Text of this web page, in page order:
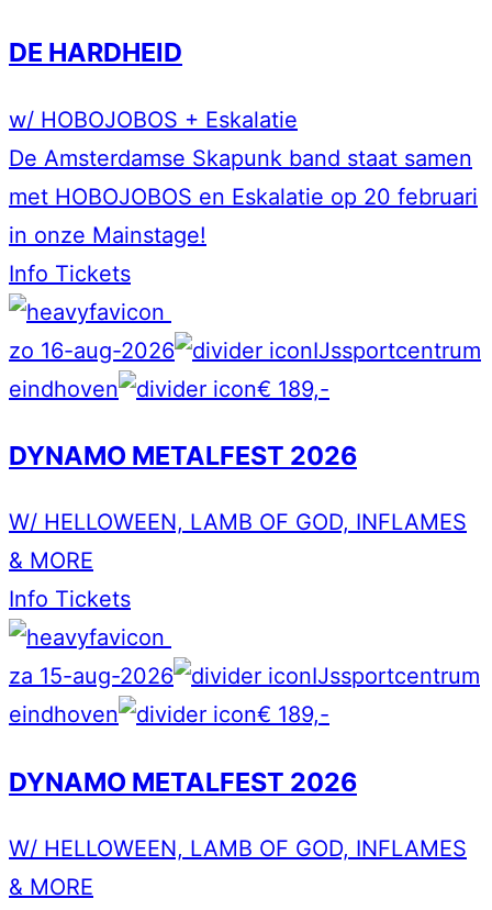
DE HARDHEID
w/ HOBOJOBOS + Eskalatie
De Amsterdamse Skapunk band staat samen
met HOBOJOBOS en Eskalatie op 20 februari
in onze Mainstage!
Info Tickets
zo 16-aug-2026
IJssportcentrum
eindhoven
€ 189,-
DYNAMO METALFEST 2026
W/ HELLOWEEN, LAMB OF GOD, INFLAMES
& MORE
Info Tickets
za 15-aug-2026
IJssportcentrum
eindhoven
€ 189,-
DYNAMO METALFEST 2026
W/ HELLOWEEN, LAMB OF GOD, INFLAMES
& MORE